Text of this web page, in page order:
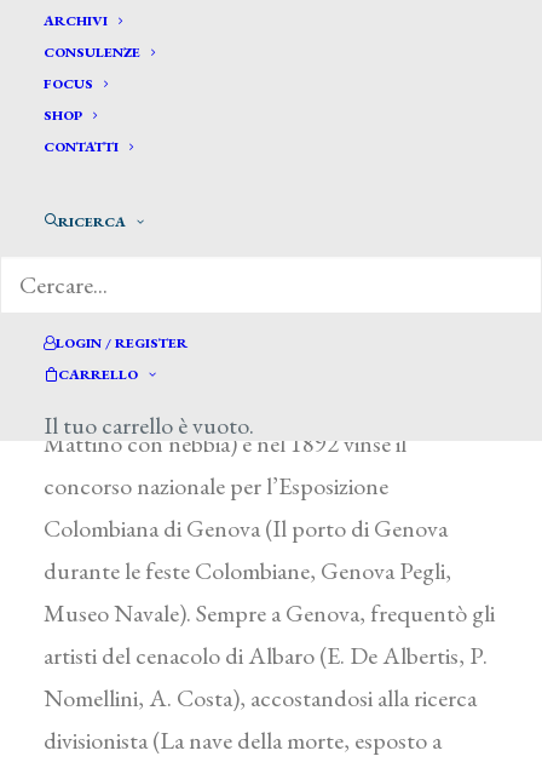
ARCHIVI
CONSULENZE
FOCUS
SHOP
CONTATTI
RICERCA
LOGIN / REGISTER
CARRELLO
Il tuo carrello è vuoto.
Sacheri Giuseppe *
SACHERI GIUSEPPE
Allievo di A. Moradei a Ravenna, studiò in
1883 cominciò a esporre i suoi paesaggi alle
Mattino con nebbia) e nel 1892 vinse il
concorso nazionale per l’Esposizione
Colombiana di Genova (Il porto di Genova
durante le feste Colombiane, Genova Pegli,
Museo Navale). Sempre a Genova, frequentò gli
artisti del cenacolo di Albaro (E. De Albertis, P.
Nomellini, A. Costa), accostandosi alla ricerca
divisionista (La nave della morte, esposto a